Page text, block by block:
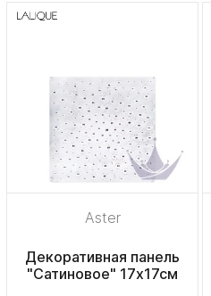
Aster
Декоративная панель
"Сатиновое" 17х17см